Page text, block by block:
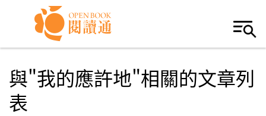
Skip to navigation
移至主內容
與"我的應許地"相關的文章列
表